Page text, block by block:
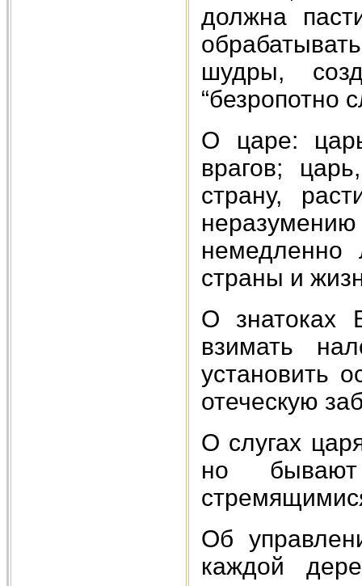
должна
шудры,
“безропотно
О царе:
врагов;
страну,
немедленно
страны и
О знатоках
взимать
установить
отеческую
О слугах
но
Об
каждой